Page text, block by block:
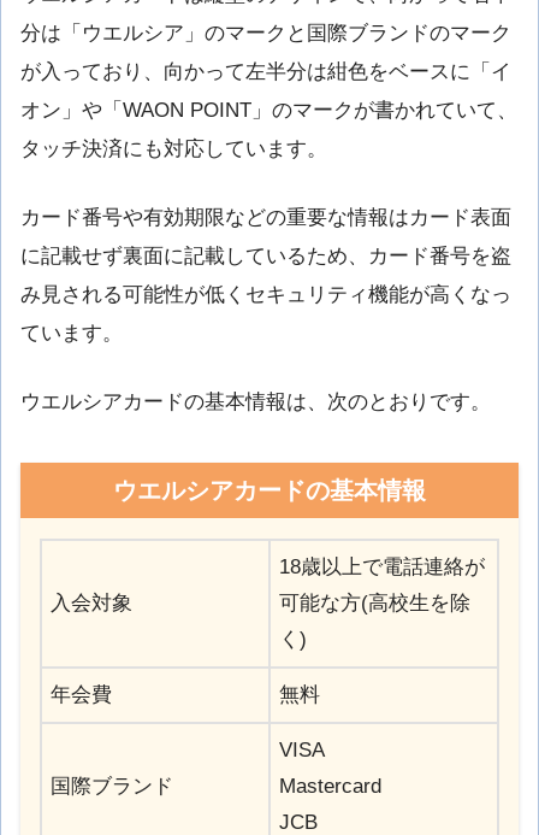
分は「ウエルシア」のマークと国際ブランドのマーク
が入っており、向かって左半分は紺色をベースに「イ
オン」や「WAON POINT」のマークが書かれていて、
タッチ決済にも対応しています。
カード番号や有効期限などの重要な情報はカード表面
に記載せず裏面に記載しているため、カード番号を盗
み見される可能性が低くセキュリティ機能が高くなっ
ています。
ウエルシアカードの基本情報は、次のとおりです。
ウエルシアカードの基本情報
入会対象
18歳以上で電話連絡が
可能な方(高校生を除
く)
年会費 無料
国際ブランド
VISA
Mastercard
JCB